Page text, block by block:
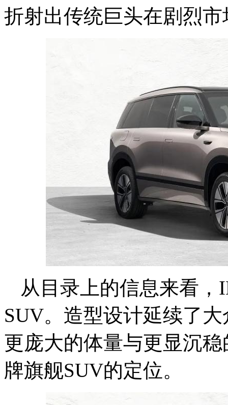
折射出传统巨头在剧烈
从目录上的信息来看，
SUV。造型设计延续了
更庞大的体量与更显沉
牌旗舰SUV的定位。